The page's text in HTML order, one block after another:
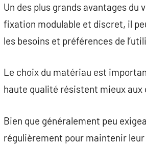
Un des plus grands avantages du
fixation modulable et discret, il
les besoins et préférences de
Le choix du matériau est
haute qualité résistent mieux
Bien que généralement peu
régulièrement pour maintenir